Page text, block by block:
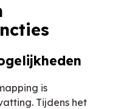
is
Tijdens het